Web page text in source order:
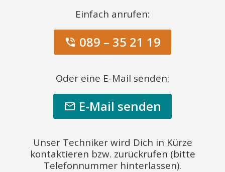
Einfach anrufen:
phone_in_talk 089 – 35 21 19
Oder eine E-Mail senden:
mail_outline E-Mail senden
Unser Techniker wird Dich in Kürze
kontaktieren bzw. zurückrufen (bitte
Telefonnummer hinterlassen).